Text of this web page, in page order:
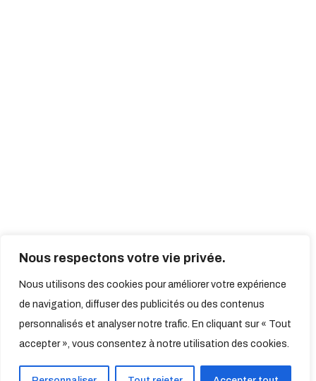
Nous respectons votre vie privée.
Nous utilisons des cookies pour améliorer votre expérience
de navigation, diffuser des publicités ou des contenus
personnalisés et analyser notre trafic. En cliquant sur « Tout
accepter », vous consentez à notre utilisation des cookies.